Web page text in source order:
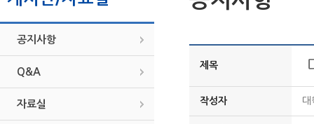
공지사항
Q&A
자료실
제목
작성자 대